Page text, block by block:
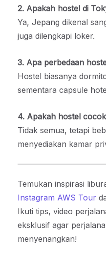
2. Apakah hostel di
Ya, Jepang dikenal
juga dilengkapi loker.
3. Apa perbedaan
Hostel biasanya
sementara capsule
4. Apakah hostel
Tidak semua, tetapi
menyediakan kamar
Temukan inspirasi
Instagram AWS Tour
Ikuti tips, video
eksklusif agar
menyenangkan!